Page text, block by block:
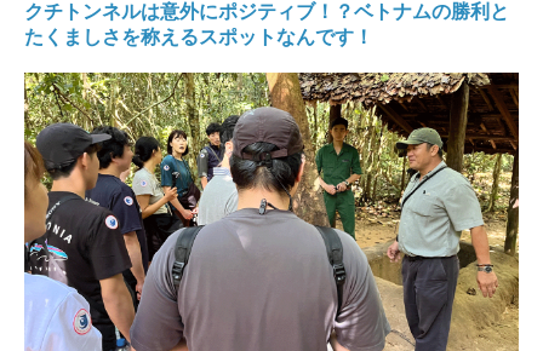
クチトンネルは意外にポジティブ！？ベトナムの勝利と
たくましさを称えるスポットなんです！